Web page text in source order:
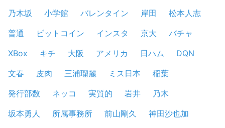
乃木坂 小学館 バレンタイン 岸田
松本人志
普通
ビットコイン インスタ 京大
バチャ
XBox
キチ 大阪 アメリカ 日ハム
DQN
文春
皮肉 三浦瑠麗 ミス日本
稲葉
発行部数
ネッコ 実質的 岩井
乃木
坂本勇人
所属事務所 前山剛久
神田沙也加